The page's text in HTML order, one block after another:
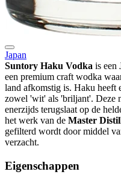
Japan
Suntory Haku Vodka is een
een premium craft wodka
land afkomstig is. Haku heeft
zowel 'wit' als 'briljant'. Deze
enerzijds terugslaat op de
het werk van de Master
gefilterd wordt door middel
verzacht.
Eigenschappen